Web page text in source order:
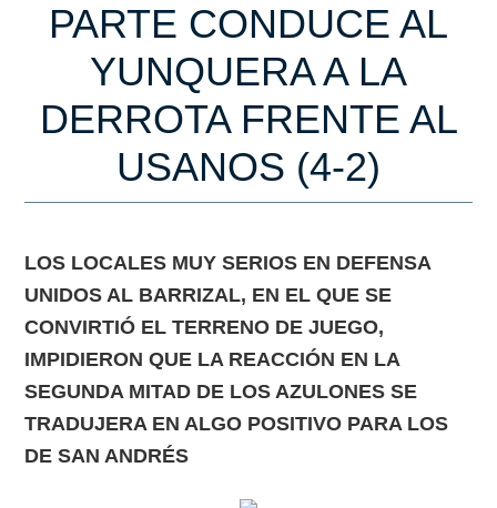
PARTE CONDUCE AL
YUNQUERA A LA
DERROTA FRENTE AL
USANOS (4-2)
LOS LOCALES MUY SERIOS EN DEFENSA
UNIDOS AL BARRIZAL, EN EL QUE SE
CONVIRTIÓ EL TERRENO DE JUEGO,
IMPIDIERON QUE LA REACCIÓN EN LA
SEGUNDA MITAD DE LOS AZULONES SE
TRADUJERA EN ALGO POSITIVO PARA LOS
DE SAN ANDRÉS